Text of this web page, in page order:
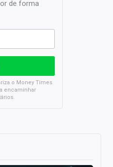
de forma
o Money Times
encaminhar